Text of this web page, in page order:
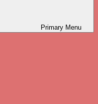
Primary Menu